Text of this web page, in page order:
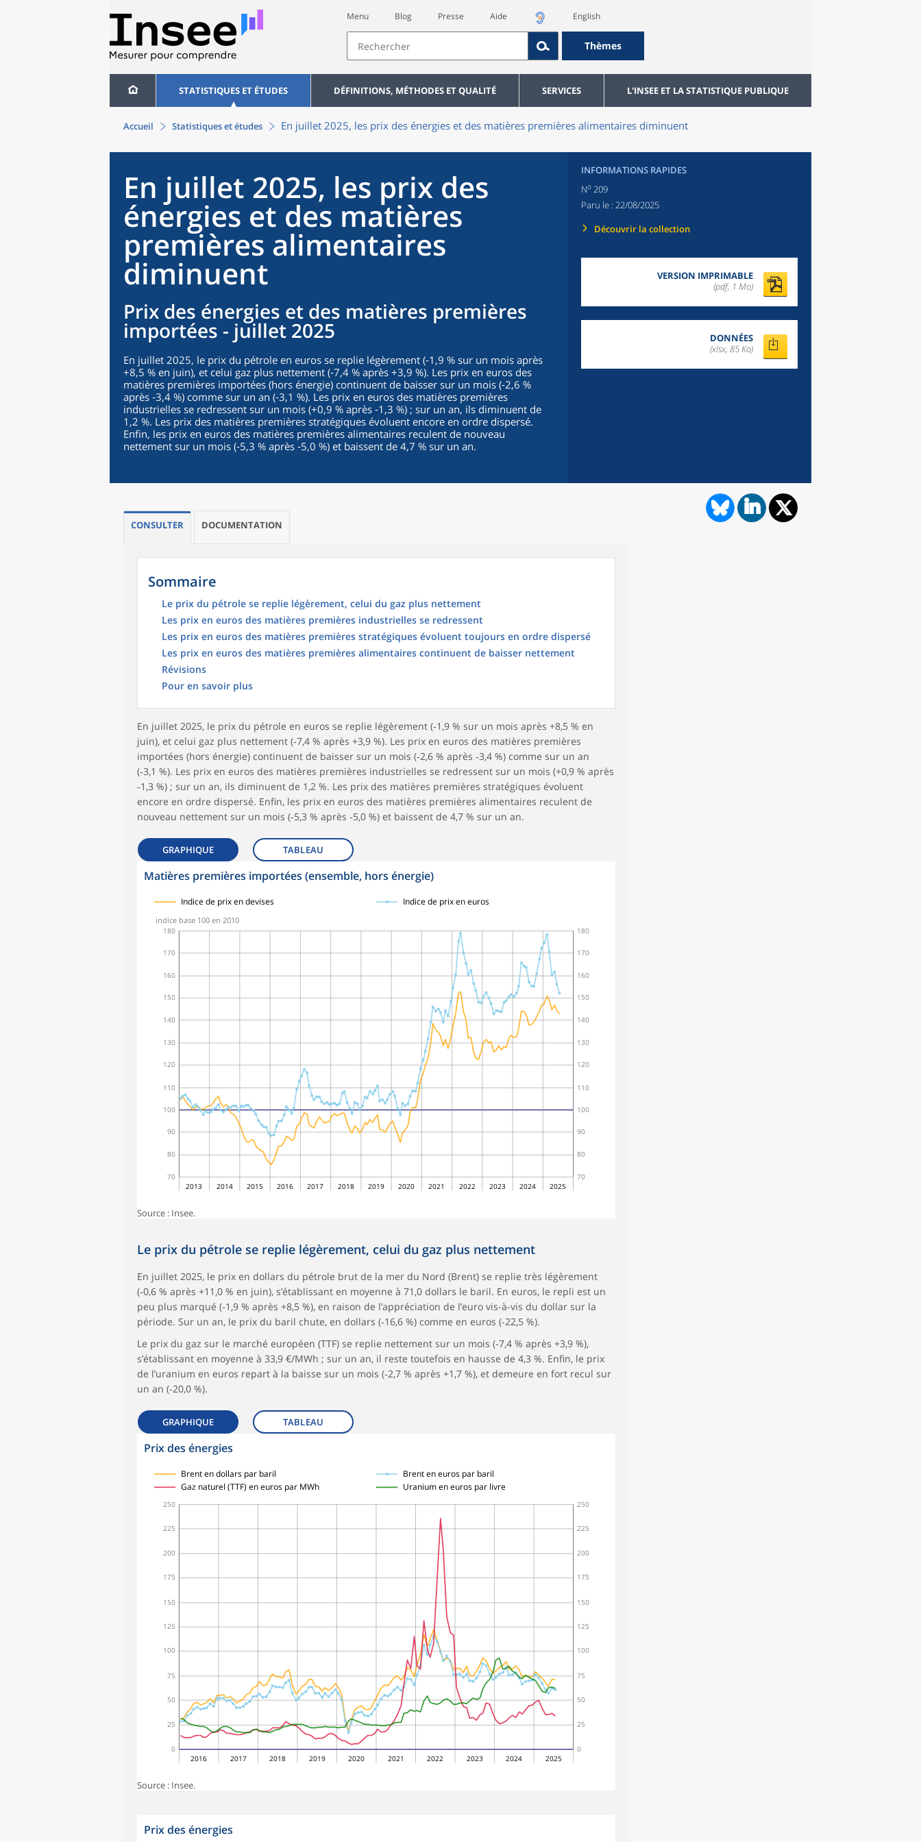
Menu Blog Presse Aide English
Thèmes
STATISTIQUES ET ÉTUDES DÉFINITIONS, MÉTHODES ET QUALITÉ SERVICES L'INSEE ET LA STATISTIQUE PUBLIQUE
Accueil Statistiques et études En juillet 2025, les prix des énergies et des matières premières alimentaires diminuent
En juillet 2025, les prix des
énergies et des matières
premières alimentaires
diminuent
Prix des énergies et des matières premières
importées - juillet 2025
En juillet 2025, le prix du pétrole en euros se replie légèrement (‑1,9 % sur un mois après
+8,5 % en juin), et celui gaz plus nettement (‑7,4 % après +3,9 %). Les prix en euros des
matières premières importées (hors énergie) continuent de baisser sur un mois (‑2,6 %
après ‑3,4 %) comme sur un an (‑3,1 %). Les prix en euros des matières premières
industrielles se redressent sur un mois (+0,9 % après ‑1,3 %) ; sur un an, ils diminuent de
1,2 %. Les prix des matières premières stratégiques évoluent encore en ordre dispersé.
Enfin, les prix en euros des matières premières alimentaires reculent de nouveau
nettement sur un mois (‑5,3 % après ‑5,0 %) et baissent de 4,7 % sur un an.
INFORMATIONS RAPIDES
No 209
Paru le : 22/08/2025
Découvrir la collection
VERSION IMPRIMABLE
(pdf, 1 Mo)
DONNÉES
(xlsx, 85 Ko)
CONSULTER DOCUMENTATION
Sommaire
Le prix du pétrole se replie légèrement, celui du gaz plus nettement
Les prix en euros des matières premières industrielles se redressent
Les prix en euros des matières premières stratégiques évoluent toujours en ordre dispersé
Les prix en euros des matières premières alimentaires continuent de baisser nettement
Révisions
Pour en savoir plus
En juillet 2025, le prix du pétrole en euros se replie légèrement (‑1,9 % sur un mois après +8,5 % en
juin), et celui gaz plus nettement (‑7,4 % après +3,9 %). Les prix en euros des matières premières
importées (hors énergie) continuent de baisser sur un mois (‑2,6 % après ‑3,4 %) comme sur un an
(‑3,1 %). Les prix en euros des matières premières industrielles se redressent sur un mois (+0,9 % après
‑1,3 %) ; sur un an, ils diminuent de 1,2 %. Les prix des matières premières stratégiques évoluent
encore en ordre dispersé. Enfin, les prix en euros des matières premières alimentaires reculent de
nouveau nettement sur un mois (‑5,3 % après ‑5,0 %) et baissent de 4,7 % sur un an.
GRAPHIQUE TABLEAU
Matières premières importées (ensemble, hors énergie)
100
110
120
130
140
150
160
170
180
90
80
70 70
80
90
100
110
120
130
140
150
160
170
180
indice base 100 en 2010
2013 2014 2015 2016 2017 2018 2019 2020 2021 2022 2023 2024 2025
Indice de prix en devises Indice de prix en euros
Source : Insee.
Le prix du pétrole se replie légèrement, celui du gaz plus nettement
En juillet 2025, le prix en dollars du pétrole brut de la mer du Nord (Brent) se replie très légèrement
(‑0,6 % après +11,0 % en juin), s’établissant en moyenne à 71,0 dollars le baril. En euros, le repli est un
peu plus marqué (‑1,9 % après +8,5 %), en raison de l’appréciation de l’euro vis-à-vis du dollar sur la
période. Sur un an, le prix du baril chute, en dollars (‑16,6 %) comme en euros (‑22,5 %).
Le prix du gaz sur le marché européen (TTF) se replie nettement sur un mois (‑7,4 % après +3,9 %),
s’établissant en moyenne à 33,9 €/MWh ; sur un an, il reste toutefois en hausse de 4,3 %. Enfin, le prix
de l’uranium en euros repart à la baisse sur un mois (‑2,7 % après +1,7 %), et demeure en fort recul sur
un an (‑20,0 %).
GRAPHIQUE TABLEAU
Prix des énergies
0
25
50
75
100
125
150
175
200
225
250
0
25
50
75
100
125
150
175
200
225
250
2016 2017 2018 2019 2020 2021 2022 2023 2024 2025
Brent en dollars par baril
Brent en euros par baril
Gaz naturel (TTF) en euros par MWh
Uranium en euros par livre
Source : Insee.
Prix des énergies